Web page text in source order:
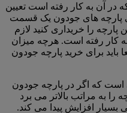
در آن به کار رفته است تعیین
پارچه های جودون یک قسمت
پارچه را خریداری کنید لازم
به کار رفته است. هرچه میزان
باید برای خرید پارچه جودون
است که اگر در پارچه جودون
را به مراتب بالاتر می برد
بسیار افزایش پیدا می کند.